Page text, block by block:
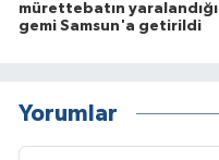
mürettebatın yaralandığı
gemi Samsun'a getirildi
Yorumlar